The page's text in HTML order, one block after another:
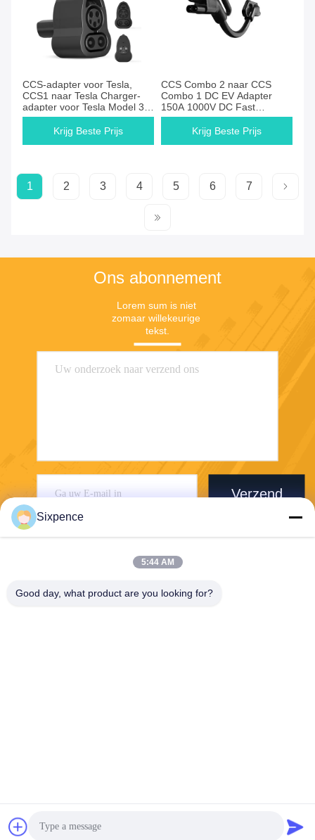
CCS-adapter voor Tesla,
CCS1 naar Tesla Charger-
adapter voor Tesla Model 3,
Y, S, X, 250kW/250A/1000V
DC Fast CCS naar Tesla
Krijg Beste Prijs
CCS Combo 2 naar CCS
Combo 1 DC EV Adapter
150A 1000V DC Fast
Charging CCS2 naar CCS1
Connector met 0,35M kabel
Krijg Beste Prijs
1 2 3 4 5 6 7
Ons abonnement
Lorem sum is niet
zomaar willekeurige
tekst.
Verzend
Sixpence
5:44 AM
Good day, what product are you looking for?